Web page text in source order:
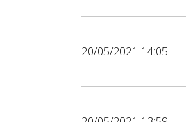
20/05/2021 14:05